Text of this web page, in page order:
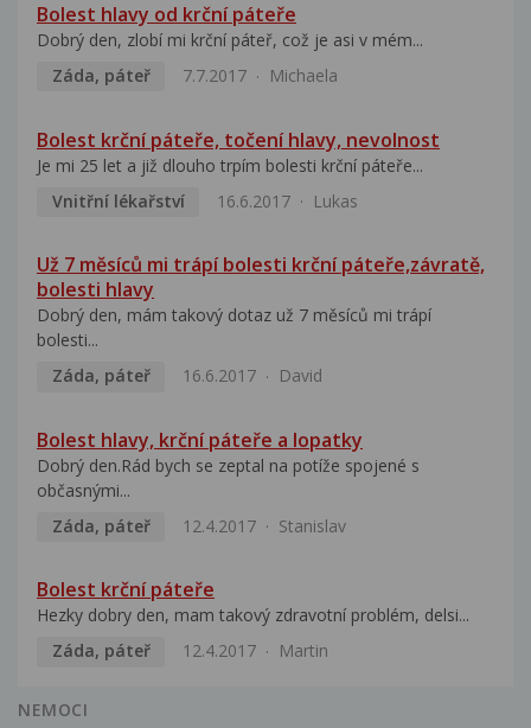
Bolest hlavy od krční páteře
Dobrý den, zlobí mi krční páteř, což je asi v mém...
Záda, páteř
7.7.2017 Michaela
Bolest krční páteře, točení hlavy, nevolnost
Je mi 25 let a již dlouho trpím bolesti krční páteře...
Vnitřní lékařství
16.6.2017 Lukas
Už 7 měsíců mi trápí bolesti krční páteře,závratě,
bolesti hlavy
Dobrý den, mám takový dotaz už 7 měsíců mi trápí
bolesti...
Záda, páteř
16.6.2017 David
Bolest hlavy, krční páteře a lopatky
Dobrý den.Rád bych se zeptal na potíže spojené s
občasnými...
Záda, páteř
12.4.2017 Stanislav
Bolest krční páteře
Hezky dobry den, mam takový zdravotní problém, delsi...
Záda, páteř
12.4.2017 Martin
NEMOCI